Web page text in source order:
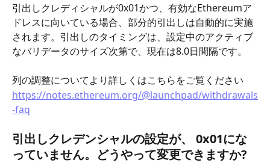
引出しクレディシャルが0x01かつ、有効なEthereumア
ドレスに向いている場合、部分的引出しは自動的に実施
されます。引出しのタイミングは、設定中のアクティブ
なバリデータのサイズ次第で、現在は8.0日間隔です。
列の調整についてより詳しくはこちらをご覧ください
https://notes.ethereum.org/@launchpad/withdrawals
-faq
引出しクレデンシャルの設定が、 0x01にな
っていません。どうやって変更できますか?